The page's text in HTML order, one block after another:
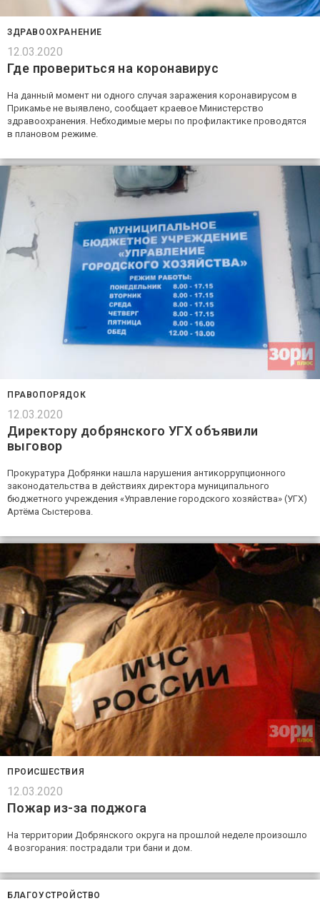
ЗДРАВООХРАНЕНИЕ
12.03.2020
Где провериться на коронавирус
На данный момент ни одного случая заражения коронавирусом в
Прикамье не выявлено, сообщает краевое Министерство
здравоохранения. Небходимые меры по профилактике проводятся
в плановом режиме.
ПРАВОПОРЯДОК
12.03.2020
Директору добрянского УГХ объявили
выговор
Прокуратура Добрянки нашла нарушения антикоррупционного
законодательства в действиях директора муниципального
бюджетного учреждения «Управление городского хозяйства» (УГХ)
Артёма Сыстерова.
ПРОИСШЕСТВИЯ
12.03.2020
Пожар из-за поджога
На территории Добрянского округа на прошлой неделе произошло
4 возгорания: пострадали три бани и дом.
БЛАГОУСТРОЙСТВО